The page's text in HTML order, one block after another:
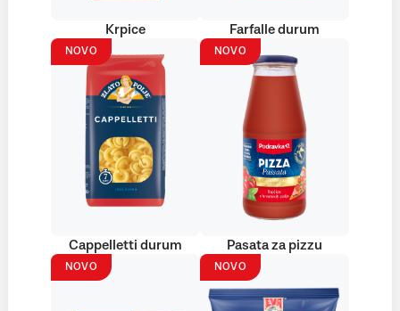
Krpice Farfalle durum
NOVO
Cappelletti durum
NOVO
Pasata za pizzu
NOVO NOVO